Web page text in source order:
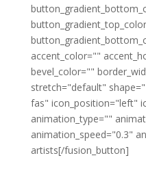
accent_color=""
bevel_color=""
stretch="default"
fas" icon_position="left"
animation_type=""
animation_speed="0.3"
artists[/fusion_button]